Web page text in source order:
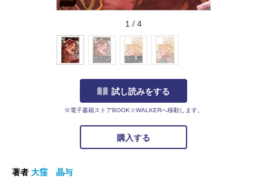
1 / 4
試し読みをする
※電子書籍ストアBOOK☆WALKERへ移動します。
購入する
著者 大窪 晶与